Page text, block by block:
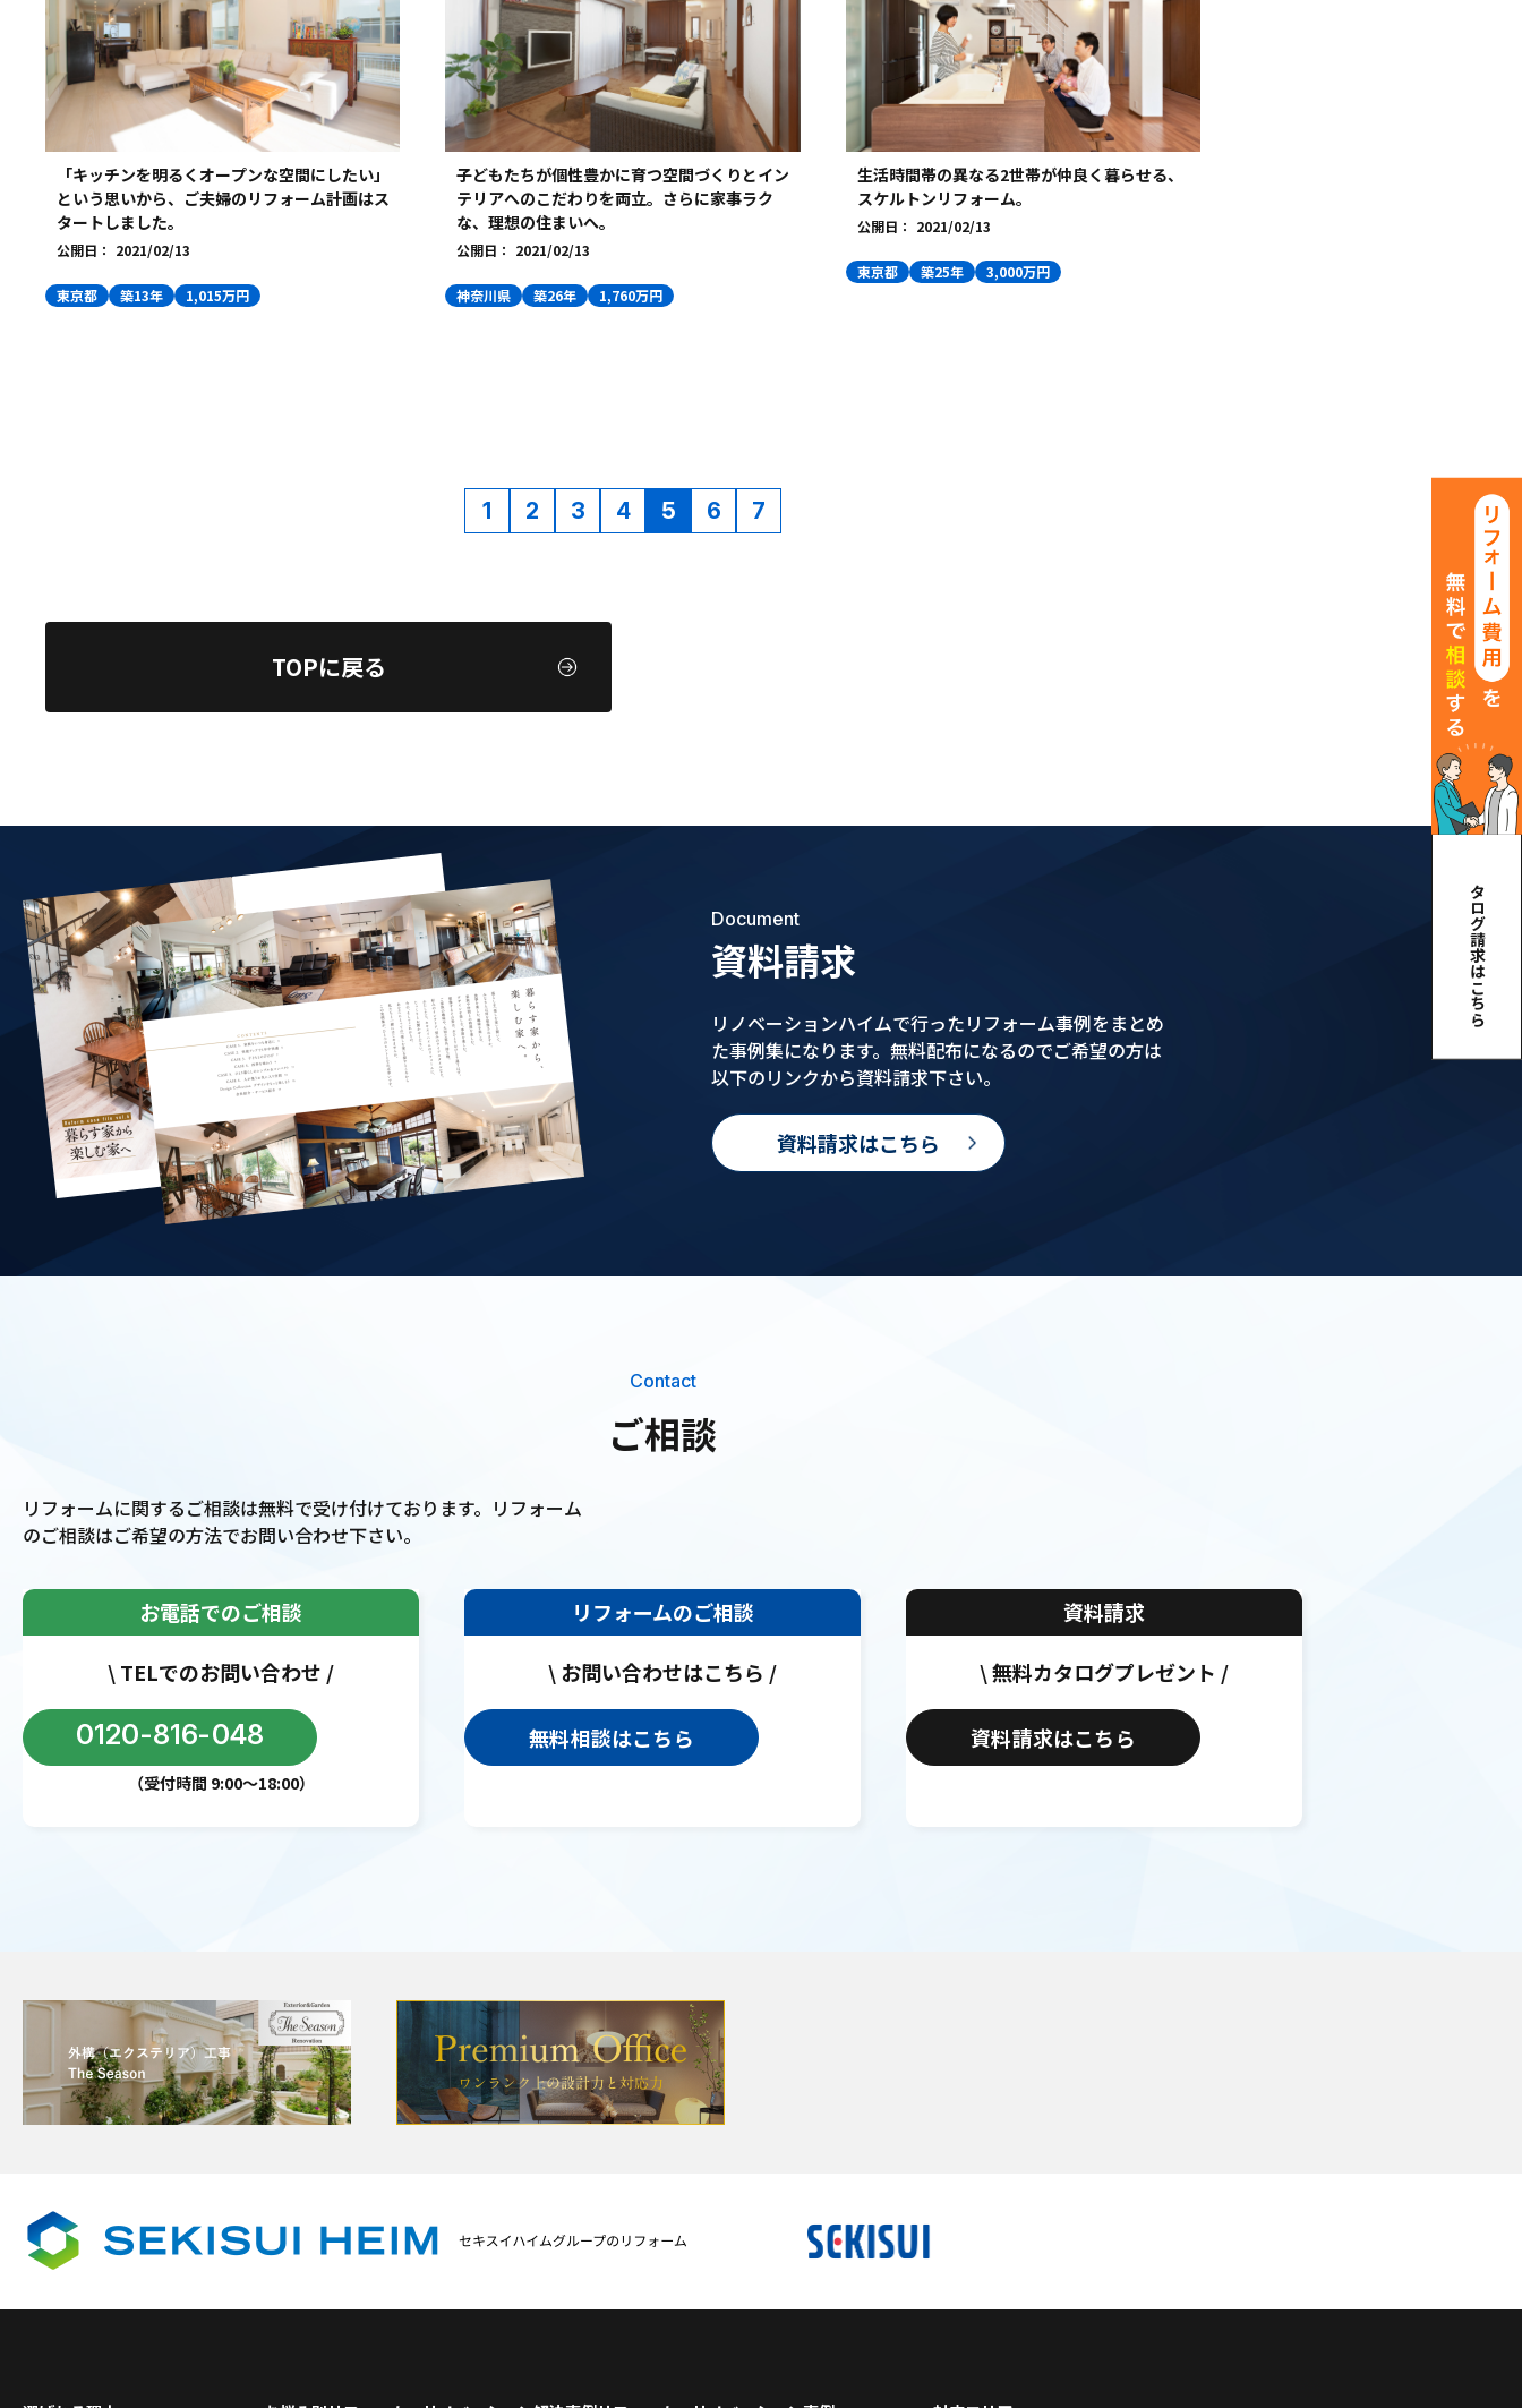
「キッチンを明るくオープンな空間にしたい」
という思いから、ご夫婦のリフォーム計画はス
タートしました。
公開日： 2021/02/13
東京都 築13年 1,015万円
子どもたちが個性豊かに育つ空間づくりとイン
テリアへのこだわりを両立。さらに家事ラク
な、理想の住まいへ。
公開日： 2021/02/13
神奈川県 築26年 1,760万円
生活時間帯の異なる2世帯が仲良く暮らせる、
スケルトンリフォーム。
公開日： 2021/02/13
東京都 築25年 3,000万円
の
ペ
ジ
り
1 2 3 4 5 6 7
TOPに戻る
Document
資料請求
リノベーションハイムで行ったリフォーム事例をまとめ
た事例集になります。無料配布になるのでご希望の方は
以下のリンクから資料請求下さい。
資料請求はこちら
Contact
ご相談
リフォームに関するご相談は無料で受け付けております。リフォーム
のご相談はご希望の方法でお問い合わせ下さい。
お電話でのご相談
\ TELでのお問い合わせ /
0120-816-048
（受付時間 9:00〜18:00）
リフォームのご相談
\ お問い合わせはこちら /
無料相談はこちら
資料請求
\ 無料カタログプレゼント /
資料請求はこちら
カタログ請求はこちら